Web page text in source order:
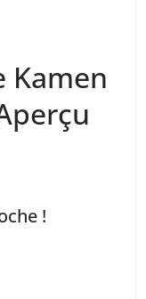
Kamen
!